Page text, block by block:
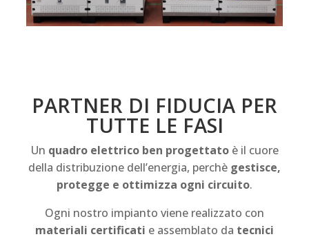
PARTNER DI FIDUCIA PER
TUTTE LE FASI
Un quadro elettrico ben progettatoè il cuore
della distribuzione dell’energia, perchè gestisce,
protegge e ottimizza ogni circuito.
Ogni nostro impianto viene realizzato con
materiali certificati e assemblato da tecnici